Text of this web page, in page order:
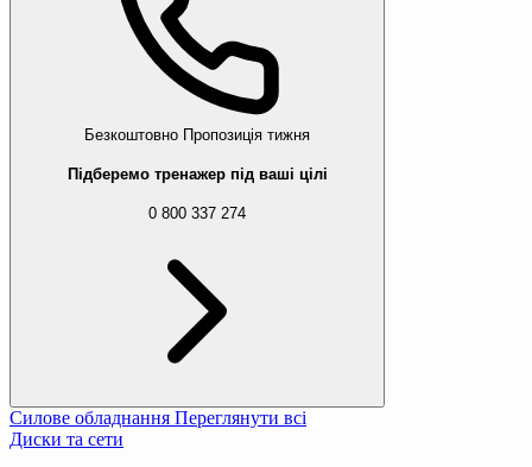
Безкоштовно Пропозиція тижня
Підберемо тренажер під ваші цілі
0 800 337 274
Силове обладнання Переглянути всі
Диски та сети